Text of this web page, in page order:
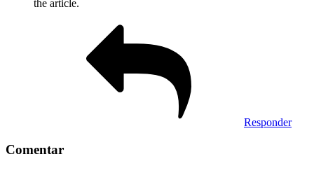
the article.
Responder
Comentar